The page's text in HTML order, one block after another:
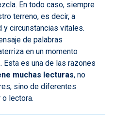
En todo caso, siempre
terreno, es decir, a
y circunstancias vitales.
de palabras
en un momento
Esta es una de las razones
muchas lecturas, no
sino de diferentes
lectora.